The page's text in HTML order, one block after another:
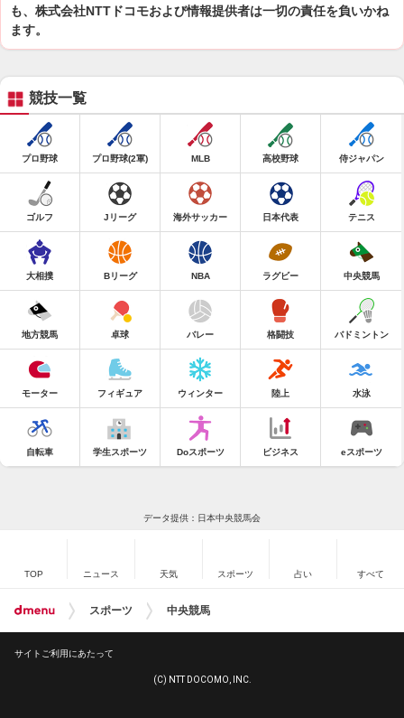
も、株式会社NTTドコモおよび情報提供者は一切の責任を負いかね
ます。
競技一覧
プロ野球 プロ野球(2軍) MLB 高校野球 侍ジャパン
ゴルフ Jリーグ 海外サッカー 日本代表 テニス
大相撲 Bリーグ NBA ラグビー 中央競馬
地方競馬 卓球 バレー 格闘技 バドミントン
モーター フィギュア ウィンター 陸上 水泳
自転車 学生スポーツ Doスポーツ ビジネス eスポーツ
データ提供：日本中央競馬会
TOP ニュース 天気 スポーツ 占い すべて
スポーツ 中央競馬
サイトご利用にあたって
(C) NTT DOCOMO, INC.